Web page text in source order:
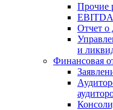
Прочие
EBITDA
Отчет о
и
Финансовая